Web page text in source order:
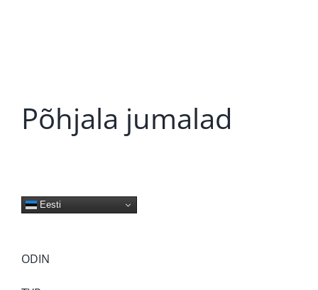
Põhjala jumalad
ODIN
Eesti